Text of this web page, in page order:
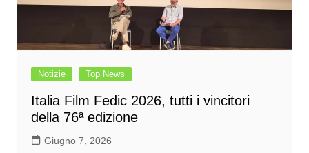
Notizie Top News
Italia Film Fedic 2026, tutti i vincitori
della 76ª edizione
Giugno 7, 2026